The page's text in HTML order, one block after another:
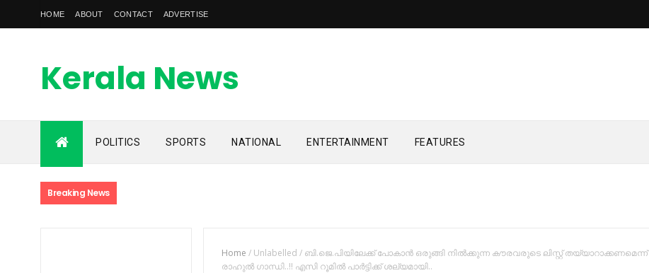
HOME ABOUT CONTACT ADVERTISE
Kerala News
Feed
kerala news feed is the one of the best malayalam online
POLITICS SPORTS NATIONAL ENTERTAINMENT FEATURES
Breaking News
Home / Unlabelled/ ബി.ജെ.പിയിലേക്ക് പോകാന്‍ ഒരുങ്ങി നില്‍ക്കുന്ന കൗരവരുടെ ലിസ്റ്റ് തയ്യാറാക്കണമെന്ന്
രാഹുല്‍ ഗാന്ധി..!! എസി റൂമിൽ പാർട്ടിക്ക് ശല്യമായി..